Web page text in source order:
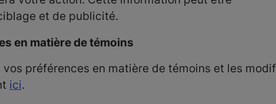
et de publicité.
en matière de témoins
préférences en matière de témoins et les
ici.